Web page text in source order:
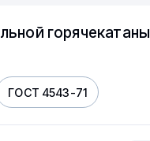
ГОСТ 4543-71